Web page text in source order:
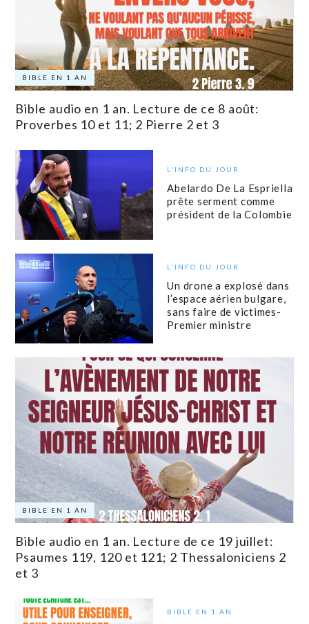
BIBLE EN 1 AN
Bible audio en 1 an. Lecture de ce 8 août:
Proverbes 10 et 11; 2 Pierre 2 et 3
L'INFO DU JOUR
Abelardo De La Espriella
prête serment comme
président de la Colombie
L'INFO DU JOUR
Un drone a explosé dans
l’espace aérien bulgare,
sans faire de victimes-
Premier ministre
BIBLE EN 1 AN
Bible audio en 1 an. Lecture de ce 19 juillet:
Psaumes 119, 120 et 121; 2 Thessaloniciens 2
et 3
BIBLE EN 1 AN